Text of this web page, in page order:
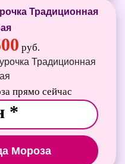
Традиционная
руб.
прямо сейчас
Мороза